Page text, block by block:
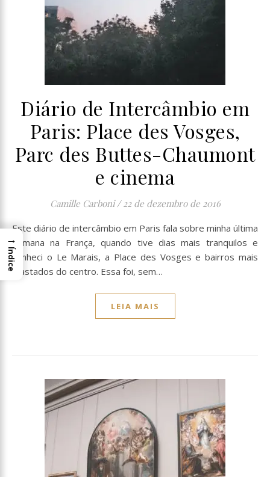
Diário de Intercâmbio em
Paris: Place des Vosges,
Parc des Buttes-Chaumont
e cinema
Camille Carboni / 22 de dezembro de 2016
Este diário de intercâmbio em Paris fala sobre minha última
semana na França, quando tive dias mais tranquilos e
conheci o Le Marais, a Place des Vosges e bairros mais
afastados do centro. Essa foi, sem…
LEIA MAIS
→
Índice